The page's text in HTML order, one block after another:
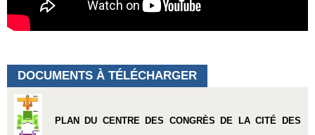
DOCUMENTS À TÉLÉCHARGER
PLAN DU CENTRE DES CONGRÈS DE LA CITÉ DES